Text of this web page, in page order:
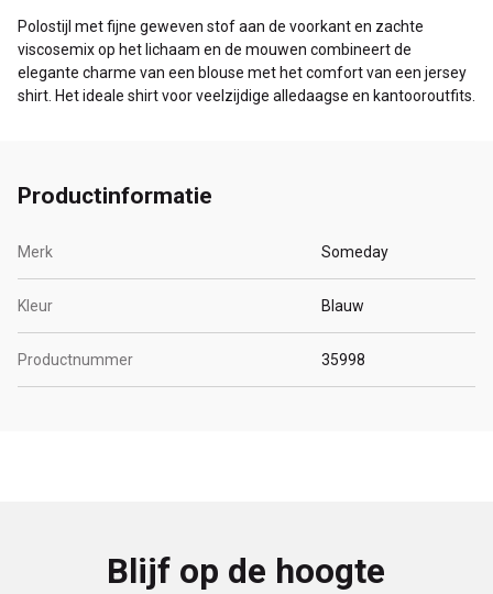
Polostijl met fijne geweven stof aan de voorkant en zachte
viscosemix op het lichaam en de mouwen combineert de
elegante charme van een blouse met het comfort van een jersey
shirt. Het ideale shirt voor veelzijdige alledaagse en kantooroutfits.
Productinformatie
Merk Someday
Kleur Blauw
Productnummer 35998
Blijf op de hoogte